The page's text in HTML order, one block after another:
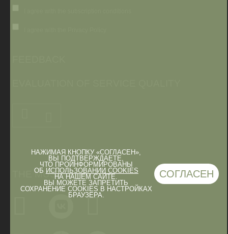
НАЖИМАЯ КНОПКУ «СОГЛАСЕН»,
ВЫ ПОДТВЕРЖДАЕТЕ,
ЧТО ПРОИНФОРМИРОВАНЫ
ОБ ИСПОЛЬЗОВАНИИ COOKIES
НА НАШЕМ САЙТЕ.
ВЫ МОЖЕТЕ ЗАПРЕТИТЬ
СОХРАНЕНИЕ COOKIES В НАСТРОЙКАХ
БРАУЗЕРА.
СОГЛАСЕН
THE MUSEUM IN